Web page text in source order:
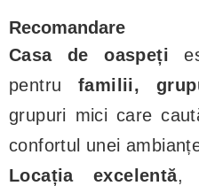
Recomandare
Casa de oaspeți
pentrufamilii,
grupuri mici care
confortul unei
Locația excelentă,